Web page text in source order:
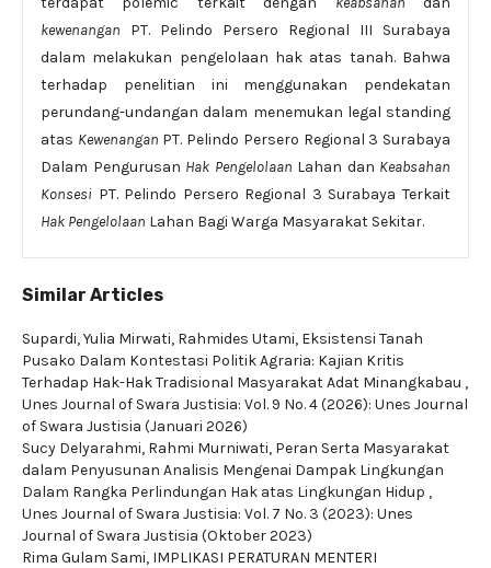
kewenangan PT. Pelindo Persero Regional III Surabaya
dalam melakukan pengelolaan hak atas tanah. Bahwa
terhadap penelitian ini menggunakan pendekatan
perundang-undangan dalam menemukan legal standing
atas Kewenangan PT. Pelindo Persero Regional 3 Surabaya
Dalam Pengurusan Hak Pengelolaan Lahan dan Keabsahan
Konsesi PT. Pelindo Persero Regional 3 Surabaya Terkait
Hak Pengelolaan Lahan Bagi Warga Masyarakat Sekitar.
Similar Articles
Supardi, Yulia Mirwati, Rahmides Utami, Eksistensi Tanah
Pusako Dalam Kontestasi Politik Agraria: Kajian Kritis
Terhadap Hak-Hak Tradisional Masyarakat Adat Minangkabau ,
Unes Journal of Swara Justisia: Vol. 9 No. 4 (2026): Unes Journal
of Swara Justisia (Januari 2026)
Sucy Delyarahmi, Rahmi Murniwati, Peran Serta Masyarakat
dalam Penyusunan Analisis Mengenai Dampak Lingkungan
Dalam Rangka Perlindungan Hak atas Lingkungan Hidup ,
Unes Journal of Swara Justisia: Vol. 7 No. 3 (2023): Unes
Journal of Swara Justisia (Oktober 2023)
Rima Gulam Sami, IMPLIKASI PERATURAN MENTERI